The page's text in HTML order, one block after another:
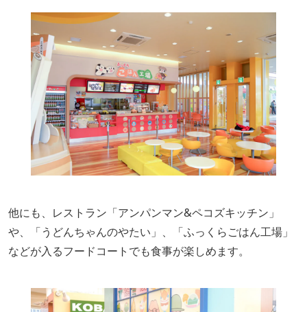
他にも、レストラン「アンパンマン&ペコズキッチン」
や、「うどんちゃんのやたい」、「ふっくらごはん工場」
などが入るフードコートでも食事が楽しめます。